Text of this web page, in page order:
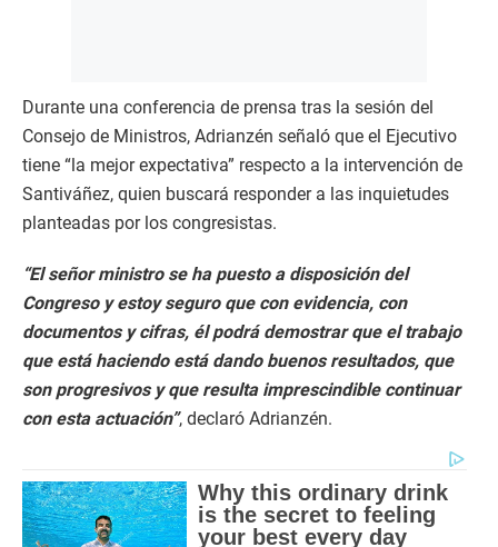
Durante una conferencia de prensa tras la sesión del
Consejo de Ministros, Adrianzén señaló que el Ejecutivo
tiene “la mejor expectativa” respecto a la intervención de
Santiváñez, quien buscará responder a las inquietudes
planteadas por los congresistas.
“El señor ministro se ha puesto a disposición del
Congreso y estoy seguro que con evidencia, con
documentos y cifras, él podrá demostrar que el trabajo
que está haciendo está dando buenos resultados, que
son progresivos y que resulta imprescindible continuar
con esta actuación”, declaró Adrianzén.